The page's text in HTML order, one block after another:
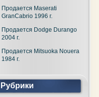
Продается Maserati
GranCabrio 1996 г.
Продается Dodge Durango
2004 г.
Продается Mitsuoka Nouera
1984 г.
Рубрики